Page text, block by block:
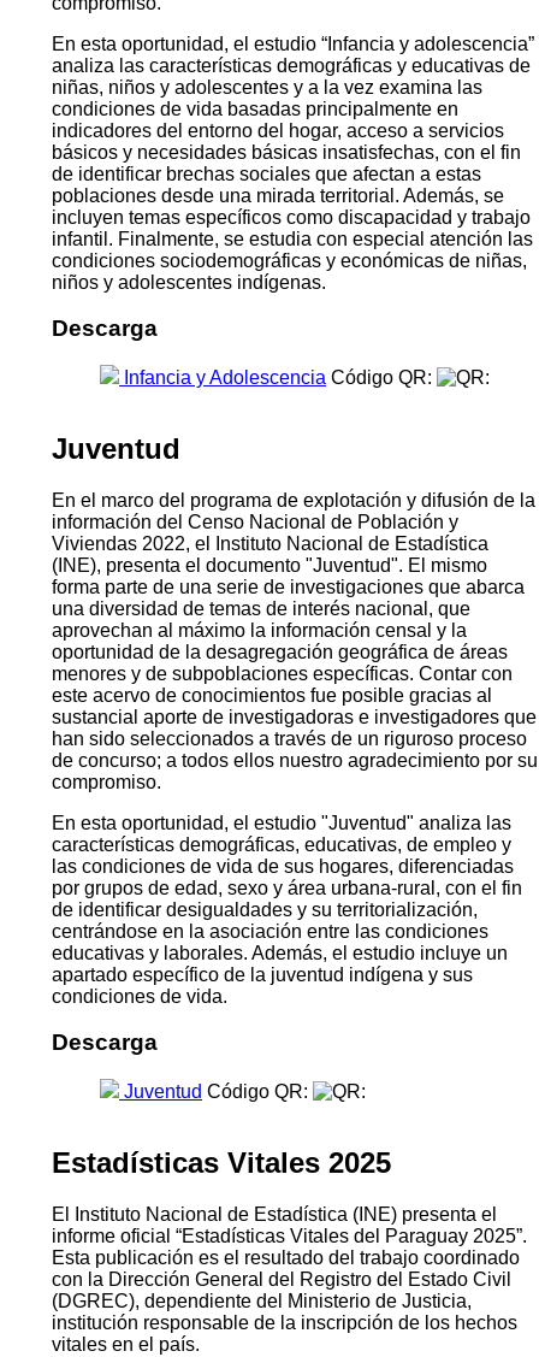
En esta oportunidad, el estudio “Infancia y adolescencia”
analiza las características demográficas y educativas de
niñas, niños y adolescentes y a la vez examina las
condiciones de vida basadas principalmente en
indicadores del entorno del hogar, acceso a servicios
básicos y necesidades básicas insatisfechas, con el fin
de identificar brechas sociales que afectan a estas
poblaciones desde una mirada territorial. Además, se
incluyen temas específicos como discapacidad y trabajo
infantil. Finalmente, se estudia con especial atención las
condiciones sociodemográficas y económicas de niñas,
niños y adolescentes indígenas.
Descarga
Infancia y Adolescencia Código QR:
Juventud
En el marco del programa de explotación y difusión de la
información del Censo Nacional de Población y
Viviendas 2022, el Instituto Nacional de Estadística
(INE), presenta el documento "Juventud". El mismo
forma parte de una serie de investigaciones que abarca
una diversidad de temas de interés nacional, que
aprovechan al máximo la información censal y la
oportunidad de la desagregación geográfica de áreas
menores y de subpoblaciones específicas. Contar con
este acervo de conocimientos fue posible gracias al
sustancial aporte de investigadoras e investigadores que
han sido seleccionados a través de un riguroso proceso
de concurso; a todos ellos nuestro agradecimiento por su
compromiso.
En esta oportunidad, el estudio "Juventud" analiza las
características demográficas, educativas, de empleo y
las condiciones de vida de sus hogares, diferenciadas
por grupos de edad, sexo y área urbana-rural, con el fin
de identificar desigualdades y su territorialización,
centrándose en la asociación entre las condiciones
educativas y laborales. Además, el estudio incluye un
apartado específico de la juventud indígena y sus
condiciones de vida.
Descarga
Juventud Código QR:
Estadísticas Vitales 2025
El Instituto Nacional de Estadística (INE) presenta el
informe oficial “Estadísticas Vitales del Paraguay 2025”.
Esta publicación es el resultado del trabajo coordinado
con la Dirección General del Registro del Estado Civil
(DGREC), dependiente del Ministerio de Justicia,
institución responsable de la inscripción de los hechos
vitales en el país.